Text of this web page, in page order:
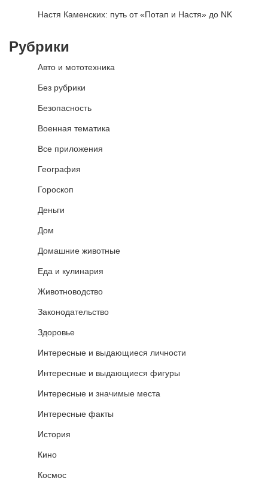
Настя Каменских: путь от «Потап и Настя» до NK
Рубрики
Авто и мототехника
Без рубрики
Безопасность
Военная тематика
Все приложения
География
Гороскоп
Деньги
Дом
Домашние животные
Еда и кулинария
Животноводство
Законодательство
Здоровье
Интересные и выдающиеся личности
Интересные и выдающиеся фигуры
Интересные и значимые места
Интересные факты
История
Кино
Космос